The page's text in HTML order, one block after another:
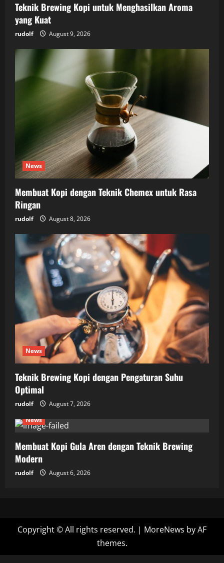
Teknik Brewing Kopi untuk Menghasilkan Aroma
yang Kuat
rudolf August 9, 2026
News
Membuat Kopi dengan Teknik Chemex untuk Rasa
Ringan
rudolf August 8, 2026
News
Teknik Brewing Kopi dengan Pengaturan Suhu
Optimal
rudolf
August 7, 2026
News
Membuat Kopi Gula Aren dengan Teknik Brewing
Modern
rudolf August 6, 2026
Copyright © All rights reserved. | MoreNews by AF
themes.